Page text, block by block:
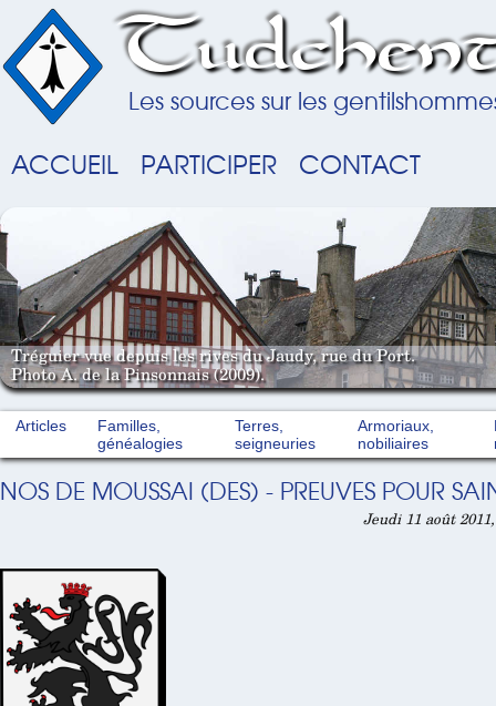
Les sources sur les
ACCUEIL PARTICIPER CONTACT
Tréguier vue depuis les rives du Jaudy, rue du Port.
Photo A. de la Pinsonnais (2009).
Articles
Familles,
généalogies
Terres,
seigneuries
Armoriaux,
nobiliaires
NOS DE MOUSSAI (DES) - PREUVES POUR
Jeudi 11 août